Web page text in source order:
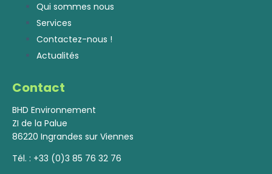
Qui sommes nous
Services
Contactez-nous !
Actualités
Contact
BHD Environnement
ZI de la Palue
86220 Ingrandes sur Viennes
Tél. : +33 (0)3 85 76 32 76